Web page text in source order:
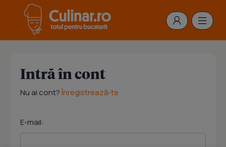
Intră în cont
Nu ai cont?Înregistrează-te
E-mail: